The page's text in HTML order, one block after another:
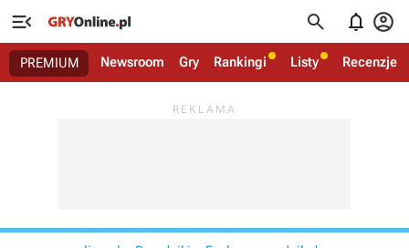
   
PREMIUM Newsroom Gry Rankingi Listy Recenzje